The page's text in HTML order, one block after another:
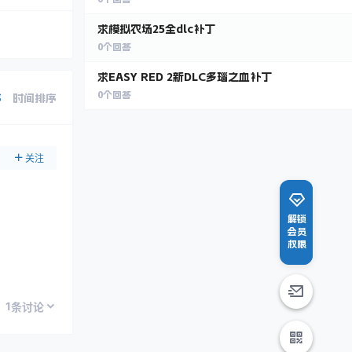
时间排序
关注
1条讨论
求模拟农场25全dlc补丁
0个回答
求EASY RED 2新DLC多瑙之血补丁
0个回答
解锁
会员
权限